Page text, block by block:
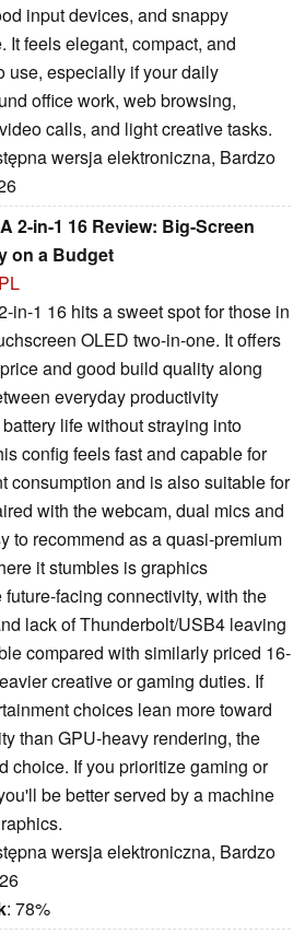
input devices, and snappy
It feels elegant, compact, and
use, especially if your daily
office work, web browsing,
calls, and light creative tasks.
wersja elektroniczna, Bardzo
2-in-1 16 Review: Big-Screen
on a Budget
in-1 16 hits a sweet spot for those in
OLED two-in-one. It offers
and good build quality along
everyday productivity
life without straying into
config feels fast and capable for
consumption and is also suitable for
with the webcam, dual mics and
to recommend as a quasi-premium
it stumbles is graphics
facing connectivity, with the
lack of Thunderbolt/USB4 leaving
compared with similarly priced 16-
creative or gaming duties. If
choices lean more toward
than GPU-heavy rendering, the
choice. If you prioritize gaming or
be better served by a machine
wersja elektroniczna, Bardzo
: 78%